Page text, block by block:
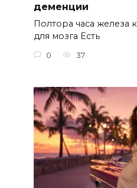
деменции
Полтора часа железа
для мозга Есть
0 37